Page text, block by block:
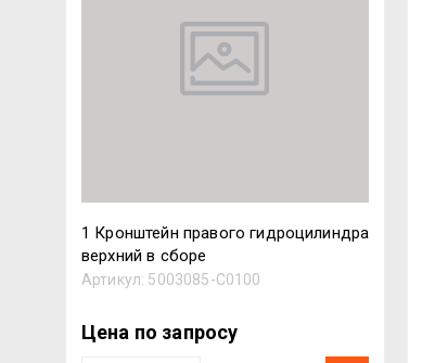
1 Кронштейн правого гидроцилиндра
верхний в сборе
Артикул: 5003085-C0100
Цена по запросу